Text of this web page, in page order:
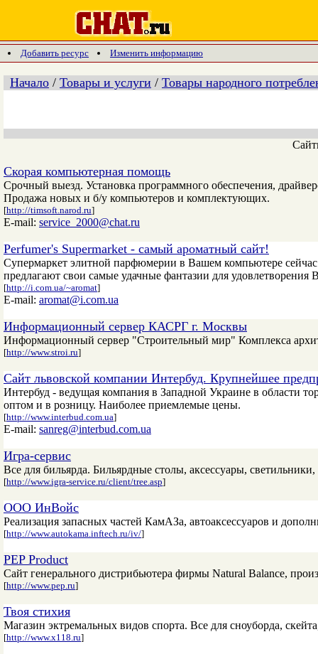
Добавить ресурс Изменить информацию
Начало / Товары и услуги / Товары народного
Скорая компьютерная помощь
Срочный выезд. Установка программного обеспечения,
Продажа новых и б/у компьютеров и комплектующих.
[http://timsoft.narod.ru]
E-mail: service_2000@chat.ru
Perfumer's Supermarket - cамый ароматный сайт!
Супермаркет элитной парфюмерии в Вашем компьютере
предлагают свои самые удачные фантазии для
[http://i.com.ua/~aromat]
E-mail: aromat@i.com.ua
Информационный сервер КАСРГ г. Москвы
Информационный сервер "Строительный мир" Комплекса
[http://www.stroi.ru]
Сайт львовской компании Интербуд. Крупнейшее
Интербуд - ведущая компания в Западной Украине в области
оптом и в розницу. Наиболее приемлемые цены.
[http://www.interbud.com.ua]
E-mail: sanreg@interbud.com.ua
Игра-сервис
Все для бильярда. Бильярдные столы, аксессуары,
[http://www.igra-service.ru/client/tree.asp]
ООО ИнВойс
Реализация запасных частей КамАЗа, автоаксессуаров и
[http://www.autokama.inftech.ru/iv/]
PEP Product
Сайт генерального дистрибьютера фирмы Natural Balance,
[http://www.pep.ru]
Твоя стихия
Магазин эктремальных видов спорта. Все для сноуборда,
[http://www.x118.ru]